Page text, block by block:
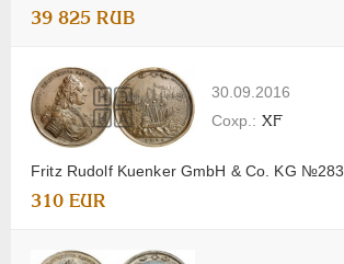
39 825 RUB
30.09.2016
Fritz Rudolf Kuenker GmbH & Co. KG №283
XF
310 EUR